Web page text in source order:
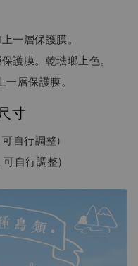
一層保護膜。
護膜。乾琺瑯上色。
層保護膜。
寸
可自行調整)
可自行調整)